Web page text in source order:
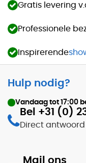
Gratis levering
Professionele
Inspirerende
Hulp nodig?
Vandaag tot 17:00
Bel +31 (0)
Direct antwoord
Mail ons